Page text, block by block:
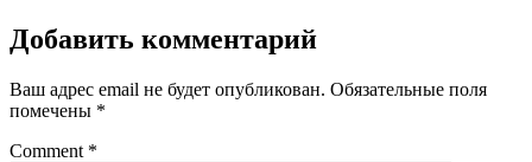
Добавить комментарий
Ваш адрес email не будет опубликован. Обязательные поля
помечены *
Comment *